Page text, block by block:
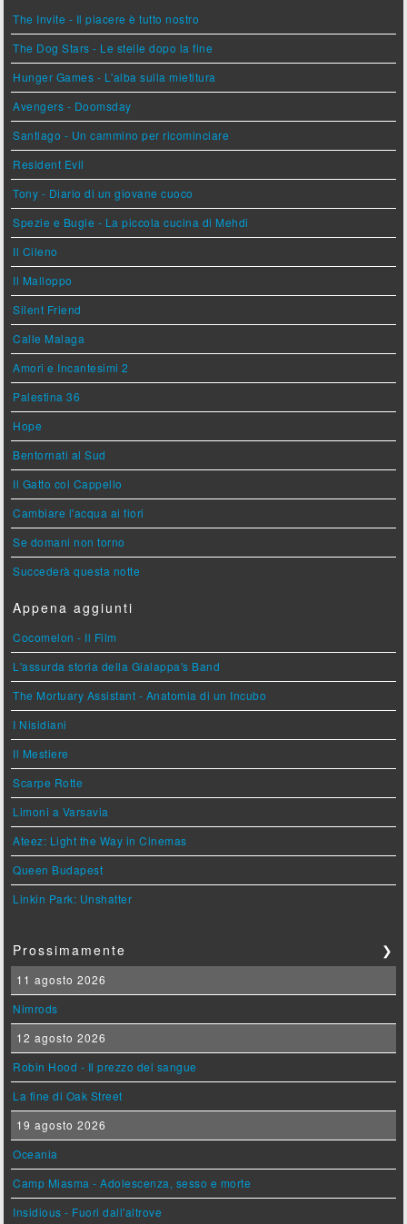
The Invite - Il piacere è tutto nostro
The Dog Stars - Le stelle dopo la fine
Hunger Games - L'alba sulla mietitura
Avengers - Doomsday
Santiago - Un cammino per ricominciare
Resident Evil
Tony - Diario di un giovane cuoco
Spezie e Bugie - La piccola cucina di Mehdi
Il Cileno
Il Malloppo
Silent Friend
Calle Malaga
Amori e Incantesimi 2
Palestina 36
Hope
Bentornati al Sud
Il Gatto col Cappello
Cambiare l'acqua ai fiori
Se domani non torno
Succederà questa notte
Appena aggiunti
Cocomelon - Il Film
L'assurda storia della Gialappa's Band
The Mortuary Assistant - Anatomia di un Incubo
I Nisidiani
Il Mestiere
Scarpe Rotte
Limoni a Varsavia
Ateez: Light the Way in Cinemas
Queen Budapest
Linkin Park: Unshatter
Prossimamente ❯
11 agosto 2026
Nimrods
12 agosto 2026
Robin Hood - Il prezzo del sangue
La fine di Oak Street
19 agosto 2026
Oceania
Camp Miasma - Adolescenza, sesso e morte
Insidious - Fuori dall'altrove